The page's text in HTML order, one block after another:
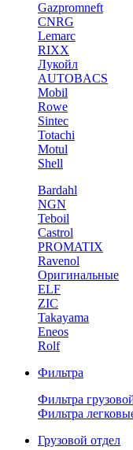
Gazpromneft
CNRG
Lemarc
RIXX
Лукойл
AUTOBACS
Mobil
Rowe
Sintec
Totachi
Motul
Shell
Bardahl
NGN
Teboil
Castrol
PROMATIX
Ravenol
Оригинальные
ELF
ZIC
Takayama
Eneos
Rolf
Фильтра
Фильтра
Фильтра
Грузовой отдел